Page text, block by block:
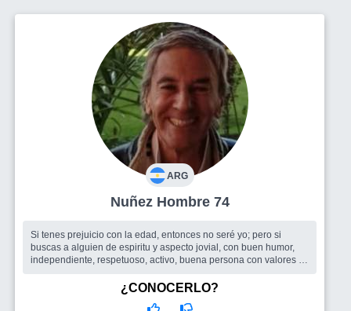
ARG
Nuñez Hombre 74
Si tenes prejuicio con la edad, entonces no seré yo; pero si
buscas a alguien de espiritu y aspecto jovial, con buen humor,
independiente, respetuoso, activo, buena persona con valores ...
Una Mujer que contenga una Buena Persona
¿CONOCERLO?